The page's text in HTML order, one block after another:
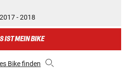
2017 - 2018
IST MEIN BIKE
Bike finden